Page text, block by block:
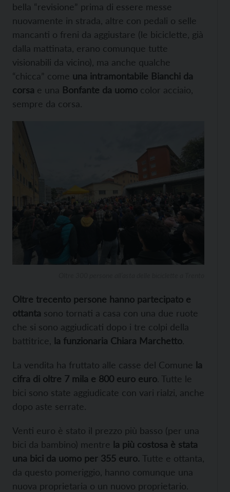
bella “revisione” prima di essere messe
nuovamente in strada, altre con pedali o selle
mancanti o freni da aggiustare (le biciclette, già
dalla mattinata, erano comunque tutte
visionabili da vicino), ma anche qualche
“chicca” come una intramontabile Bianchi da
corsa e una Bonfante da uomo color acciaio,
sempre da corsa.
Oltre trecento persone hanno partecipato e
ottanta sono tornati a casa con una due ruote
che si sono aggiudicati dopo i tre colpi della
battitrice, la funzionaria Chiara Marchetto.
La vendita ha fruttato alle casse del Comune la
cifra di oltre 7 mila e 800 euro euro. Tutte le
bici sono state aggiudicate con vari rialzi, anche
dopo aste serrate.
Venti euro è stato il prezzo più basso (per una
bici da bambino) mentre la più costosa è stata
una bici da uomo per 355 euro. Tutte e ottanta,
da questo pomeriggio, hanno comunque una
nuova proprietaria o un nuovo proprietario.